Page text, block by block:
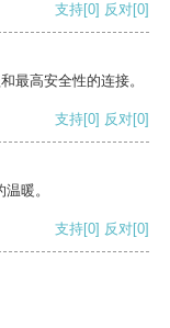
支持[0] 反对[0]
最高安全性的连接。
支持[0] 反对[0]
暖。
支持[0] 反对[0]